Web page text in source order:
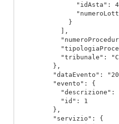
"idAsta":
              }
            ],
"tribunale":
          },
"dataEvento":
          "evento": {
"descrizione":
            "id": 1
          },
          "servizio": {